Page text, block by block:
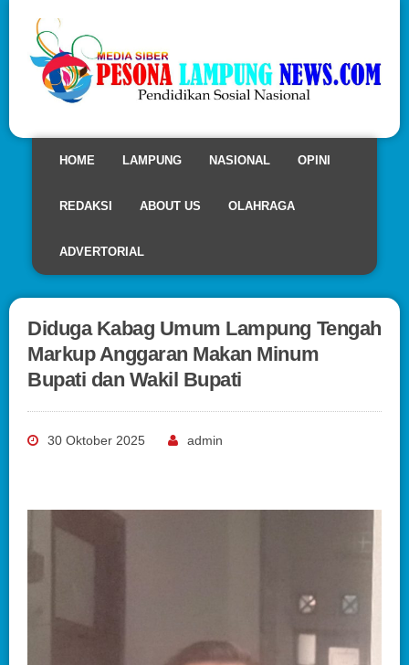
HOME LAMPUNG NASIONAL OPINI
REDAKSI ABOUT US OLAHRAGA
ADVERTORIAL
Diduga Kabag Umum Lampung Tengah
Markup Anggaran Makan Minum
Bupati dan Wakil Bupati
30 Oktober 2025 admin